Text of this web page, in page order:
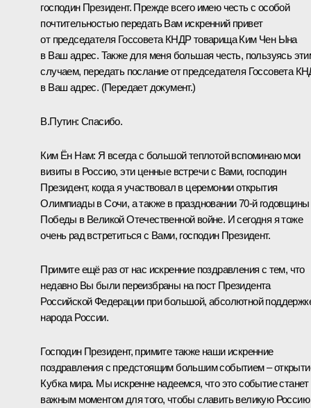
господин Президент. Прежде всего имею честь с особой
почтительностью передать Вам искренний привет
от председателя Госсовета КНДР товарища Ким Чен Ына
в Ваш адрес. Также для меня большая честь, пользуясь
случаем, передать послание от председателя Госсовета
в Ваш адрес. (Передает документ.)
В.Путин: Спасибо.
Ким Ён Нам: Я всегда с большой теплотой вспоминаю мои
визиты в Россию, эти ценные встречи с Вами, господин
Президент, когда я участвовал в церемонии открытия
Олимпиады в Сочи, а также в праздновании 70-й годовщины
Победы в Великой Отечественной войне. И сегодня я тоже
очень рад встретиться с Вами, господин Президент.
Примите ещё раз от нас искренние поздравления с тем, что
недавно Вы были переизбраны на пост Президента
Российской Федерации при большой, абсолютной
народа России.
Господин Президент, примите также наши искренние
поздравления с предстоящим большим событием –
Кубка мира. Мы искренне надеемся, что это событие станет
важным моментом для того, чтобы славить великую Россию